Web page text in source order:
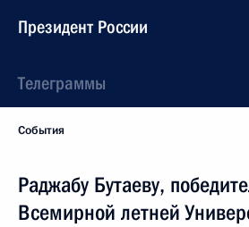
Президент России
Телеграммы
События
Раджабу Бутаеву,
Всемирной летней